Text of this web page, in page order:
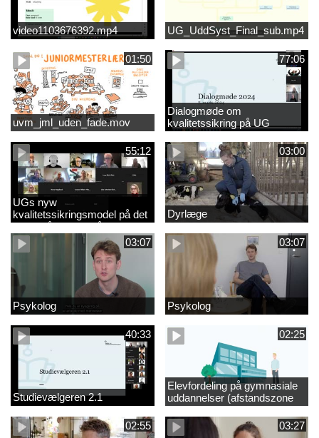
video1103676392.mp4 UG_UddSyst_Final_sub.mp4
01:50
uvm_jml_uden_fade.mov
77:06
Dialogmøde om
kvalitetssikring på UG
55:12
UGs nyw
kvalitetssikringsmodel på det
videregående område
03:00
Dyrlæge
03:07
Psykolog
03:07
Psykolog
40:33
Studievælgeren 2.1
02:25
Elevfordeling på gymnasiale
uddannelser (afstandszone
redigeret)
02:55
03:27